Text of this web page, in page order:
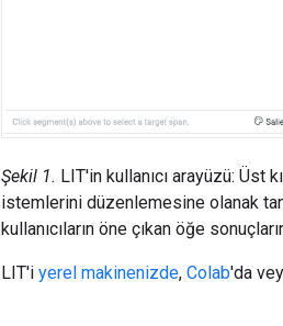
Şekil 1. LIT'in kullanıcı arayüzü: Üst
istemlerini düzenlemesine olanak
kullanıcıların öne çıkan öğe
LIT'i yerel makinenizde, Colab'da